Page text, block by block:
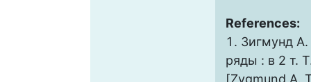
References:
Зигмунд
ряды : в 2 т.
[Zygmund A.